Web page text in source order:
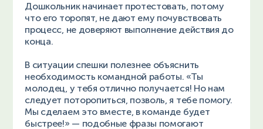
Дошкольник начинает протестовать, потому
что его торопят, не дают ему почувствовать
процесс, не доверяют выполнение действия до
конца.
В ситуации спешки полезнее объяснить
необходимость командной работы. «Ты
молодец, у тебя отлично получается! Но нам
следует поторопиться, позволь, я тебе помогу.
Мы сделаем это вместе, в команде будет
быстрее!» — подобные фразы помогают